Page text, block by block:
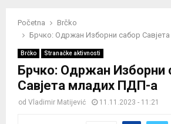
Početna
Brčko
Брчко: Одржан Изборни сабор
Brčko Stranačke aktivnosti
Брчко: Одржан Изборни
Савјета младих ПДП-а
od Vladimir Matijević 11.11.2023 - 11:21